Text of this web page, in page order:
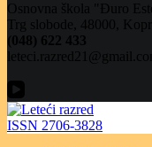
Osnovna škola "Đuro
Trg slobode, 48000,
(048) 622 433
ISSN 2706-3828